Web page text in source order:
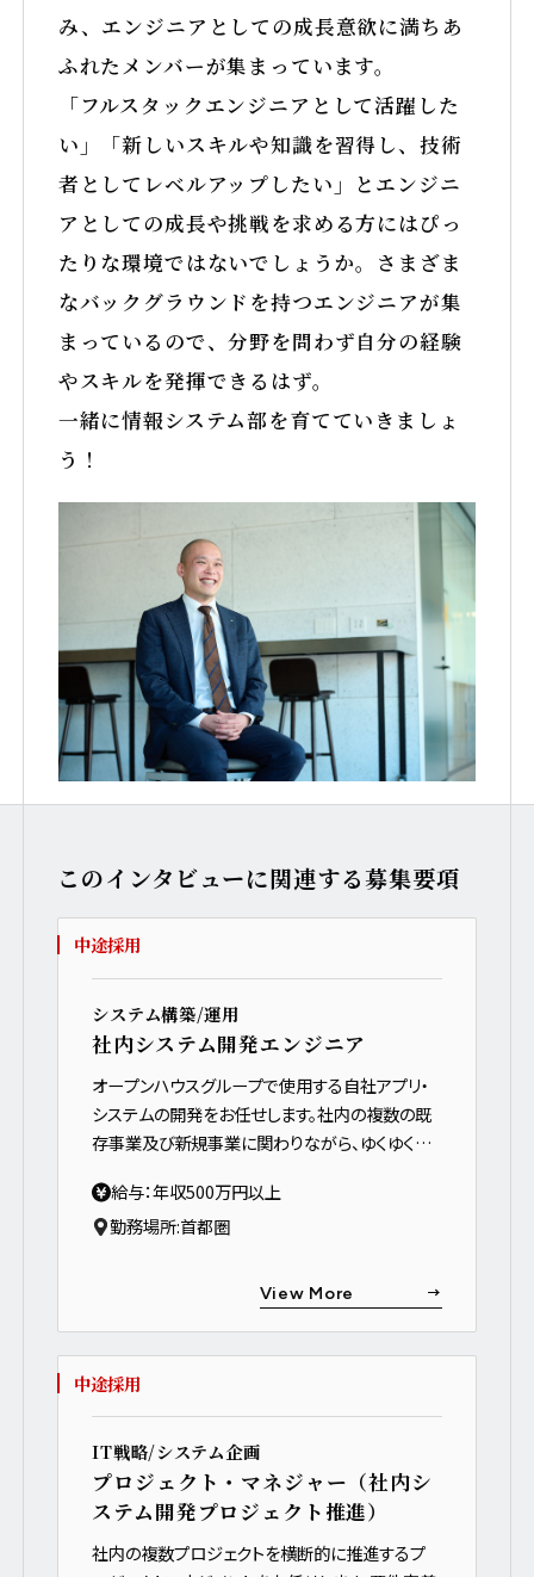
み、エンジニアとしての成長意欲に満ちあ
ふれたメンバーが集まっています。
「フルスタックエンジニアとして活躍した
い」「新しいスキルや知識を習得し、技術
者としてレベルアップしたい」とエンジニ
アとしての成長や挑戦を求める方にはぴっ
たりな環境ではないでしょうか。さまざま
なバックグラウンドを持つエンジニアが集
まっているので、分野を問わず自分の経験
やスキルを発揮できるはず。
一緒に情報システム部を育てていきましょ
う！
このインタビューに関連する募集要項
中途採用
システム構築/運用
社内システム開発エンジニア
オープンハウスグループで使用する自社アプリ・
システムの開発をお任せします。社内の複数の既
存事業及び新規事業に関わりながら、ゆくゆくは
ンです。
給与：年収500万円以上
勤務場所:首都圏
View More
中途採用
IT戦略/システム企画
プロジェクト・マネジャー（社内シ
ステム開発プロジェクト推進）
社内の複数プロジェクトを横断的に推進するプ